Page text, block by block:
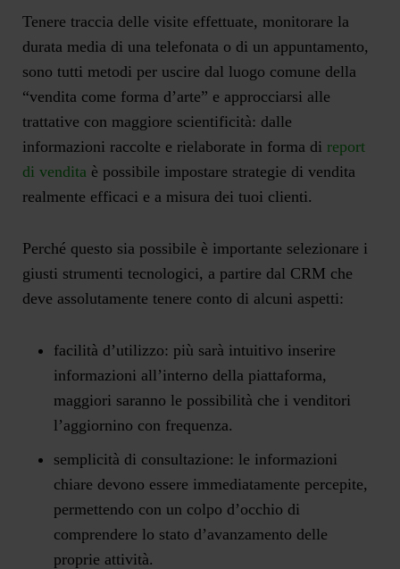
Tenere traccia delle visite effettuate, monitorare la
durata media di una telefonata o di un appuntamento,
sono tutti metodi per uscire dal luogo comune della
“vendita come forma d’arte” e approcciarsi alle
trattative con maggiore scientificità: dalle
informazioni raccolte e rielaborate in forma di report
di vendita è possibile impostare strategie di vendita
realmente efficaci e a misura dei tuoi clienti.
Perché questo sia possibile è importante selezionare i
giusti strumenti tecnologici, a partire dal CRM che
deve assolutamente tenere conto di alcuni aspetti:
facilità d’utilizzo: più sarà intuitivo inserire
informazioni all’interno della piattaforma,
maggiori saranno le possibilità che i venditori
l’aggiornino con frequenza.
semplicità di consultazione: le informazioni
chiare devono essere immediatamente percepite,
permettendo con un colpo d’occhio di
comprendere lo stato d’avanzamento delle
proprie attività.